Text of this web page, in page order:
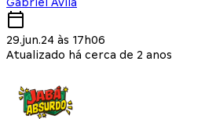
29.jun.24 às 17h06
Atualizado há cerca de 2 anos